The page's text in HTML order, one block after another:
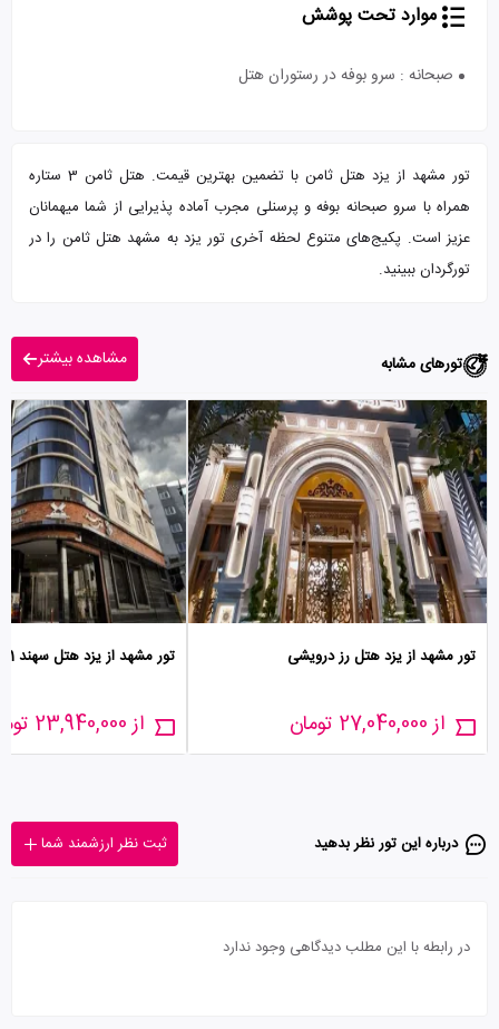
موارد تحت پوشش
صبحانه : سرو بوفه در رستوران هتل
تور مشهد از یزد هتل ثامن با تضمین بهترین قیمت. هتل ثامن 3 ستاره
همراه با سرو صبحانه بوفه و پرسنلی مجرب آماده پذیرایی از شما میهمانان
عزیز است. پکیج‌های متنوع لحظه آخری تور یزد به مشهد هتل ثامن را در
تورگردان ببینید.
تورهای مشابه مشاهده بیشتر
تور مشهد از یزد هتل رز درویشی
از 27,040,000 تومان
تور مشهد از یزد هتل سهند 1
از 23,940,000 تومان
درباره این تور‌ نظر بدهید ثبت نظر ارزشمند شما
در رابطه با این مطلب دیدگاهی وجود ندارد